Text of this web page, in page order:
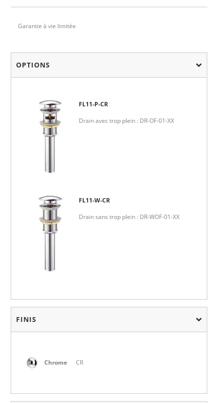
Garantie à vie limitée
OPTIONS
FL11-P-CR
Drain avec trop plein : DR-OF-01-XX
FL11-W-CR
Drain sans trop plein : DR-WOF-01-XX
FINIS
Chrome CR